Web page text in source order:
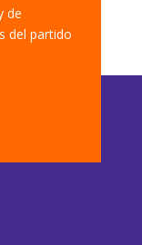
de
del partido